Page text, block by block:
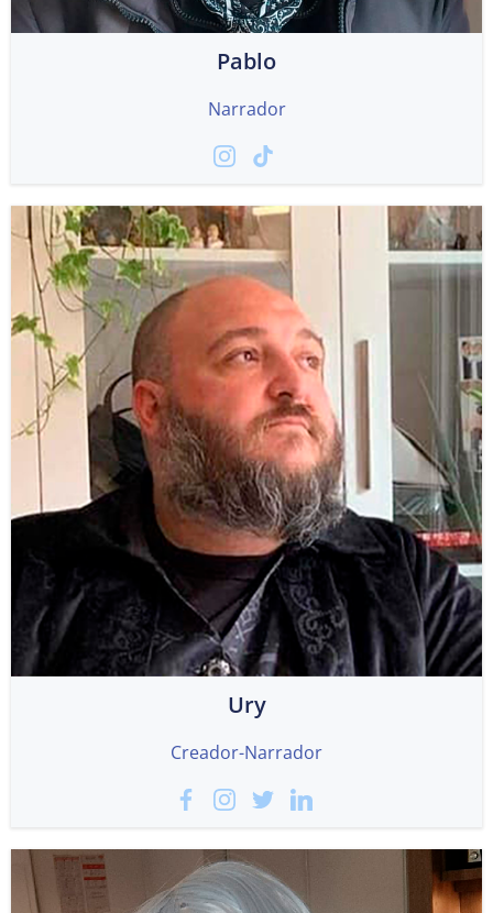
Pablo
Narrador
Ury
Creador-Narrador